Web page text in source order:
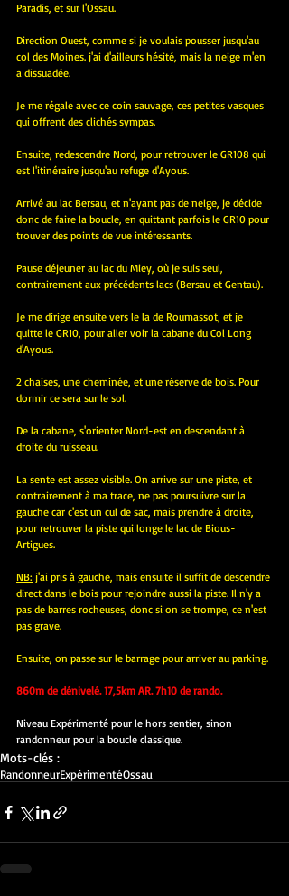
Paradis, et sur l'Ossau.
Direction Ouest, comme si je voulais pousser jusqu'au
col des Moines. j'ai d'ailleurs hésité, mais la neige m'en
a dissuadée.
Je me régale avec ce coin sauvage, ces petites vasques
qui offrent des clichés sympas.
Ensuite, redescendre Nord, pour retrouver le GR108 qui
est l'itinéraire jusqu'au refuge d'Ayous.
Arrivé au lac Bersau, et n'ayant pas de neige, je décide
donc de faire la boucle, en quittant parfois le GR10 pour
trouver des points de vue intéressants.
Pause déjeuner au lac du Miey, où je suis seul,
contrairement aux précédents lacs (Bersau et Gentau).
Je me dirige ensuite vers le la de Roumassot, et je
quitte le GR10, pour aller voir la cabane du Col Long
d'Ayous.
2 chaises, une cheminée, et une réserve de bois. Pour
dormir ce sera sur le sol.
De la cabane, s'orienter Nord-est en descendant à
droite du ruisseau.
La sente est assez visible. On arrive sur une piste, et
contrairement à ma trace, ne pas poursuivre sur la
gauche car c'est un cul de sac, mais prendre à droite,
pour retrouver la piste qui longe le lac de Bious-
Artigues.
NB: j'ai pris à gauche, mais ensuite il suffit de descendre
direct dans le bois pour rejoindre aussi la piste. Il n'y a
pas de barres rocheuses, donc si on se trompe, ce n'est
pas grave.
Ensuite, on passe sur le barrage pour arriver au parking.
860m de dénivelé. 17,5km AR. 7h10 de rando.
Niveau Expérimenté pour le hors sentier, sinon
randonneur pour la boucle classique.
Mots-clés :
RandonneurExpérimentéOssau